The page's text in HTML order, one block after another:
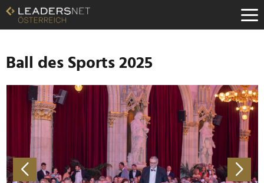
Zum
Inhalt
Zur
Navigation
Zur
Hauptnavigation
Ball des Sports 2025